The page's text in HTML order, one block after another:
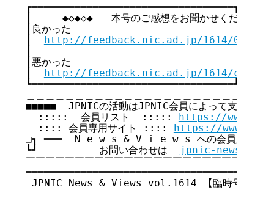
┏━━━━━━━━━━━━━━━━━━━━━━━━━━━━━━━━━┓
┃     ◆◇◆◇◆   本号のご感想をお聞かせくださ
┃良かった
http://feedback.nic.ad.jp/1614/
┃悪かった
http://feedback.nic.ad.jp/1614/
┗━━━━━━━━━━━━━━━━━━━━━━━━━━━━━━━━━┛
■■■■■  JPNICの活動はJPNIC会員によって支えら
  :::::  会員リスト  :::::
https://
  :::: 会員専用サイト ::::
https://
□┓ ━━━  N e w s & V i e w s への会員広告無料
┗┛          お問い合わせは
jpnic-
￣￣￣￣￣￣￣￣￣￣￣￣￣￣￣￣￣￣￣￣￣￣￣￣
━━━━━━━━━━━━━━━━━━━━━━━━━━━━━━━━━━━
JPNIC News & Views vol.1614 【臨時号】